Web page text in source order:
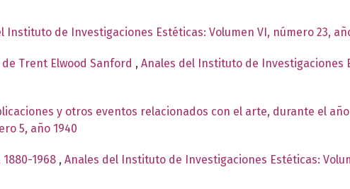
Instituto de Investigaciones Estéticas: Volumen VI, número 23,
Trent Elwood Sanford , Anales del Instituto de Investigaciones
y otros eventos relacionados con el arte, durante el año
5, año 1940
1968 , Anales del Instituto de Investigaciones Estéticas: